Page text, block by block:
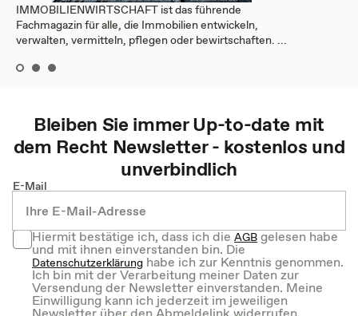
IMMOBILIENWIRTSCHAFT ist das führende
Fachmagazin für alle, die Immobilien entwickeln,
verwalten, vermitteln, pflegen oder bewirtschaften. ...
Bleiben Sie immer Up-to-date mit
dem Recht Newsletter - kostenlos und
unverbindlich
E-Mail
Hiermit bestätige ich, dass ich dieAGBgelesen habe
und mit ihnen einverstanden bin. Die
Datenschutzerklärung habe ich zur Kenntnis genommen.
Ich bin mit der Verarbeitung meiner Daten zur
Versendung der Newsletter einverstanden. Meine
Einwilligung kann ich jederzeit im jeweiligen